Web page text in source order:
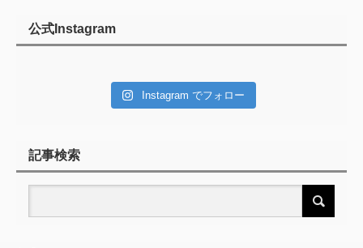
公式Instagram
Instagram でフォロー
記事検索